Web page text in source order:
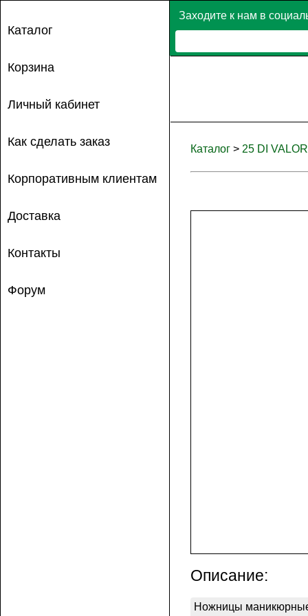
Заходите к нам в
Каталог
Корзина
Личный кабинет
Как сделать заказ
Корпоративным клиентам
Доставка
Контакты
Форум
Каталог > 25 DI
Описание:
Ножницы